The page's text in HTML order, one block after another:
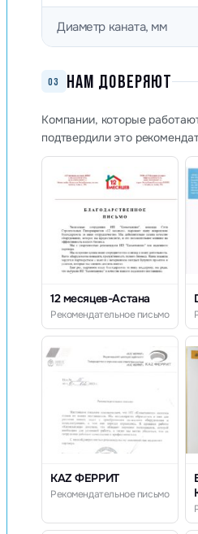
Диаметр каната, мм
03 НАМ ДОВЕРЯЮТ
Компании, которые
подтвердили это
12 месяцев-Астана
Рекомендательное письмо
KAZ ФЕРРИТ
Рекомендательное письмо